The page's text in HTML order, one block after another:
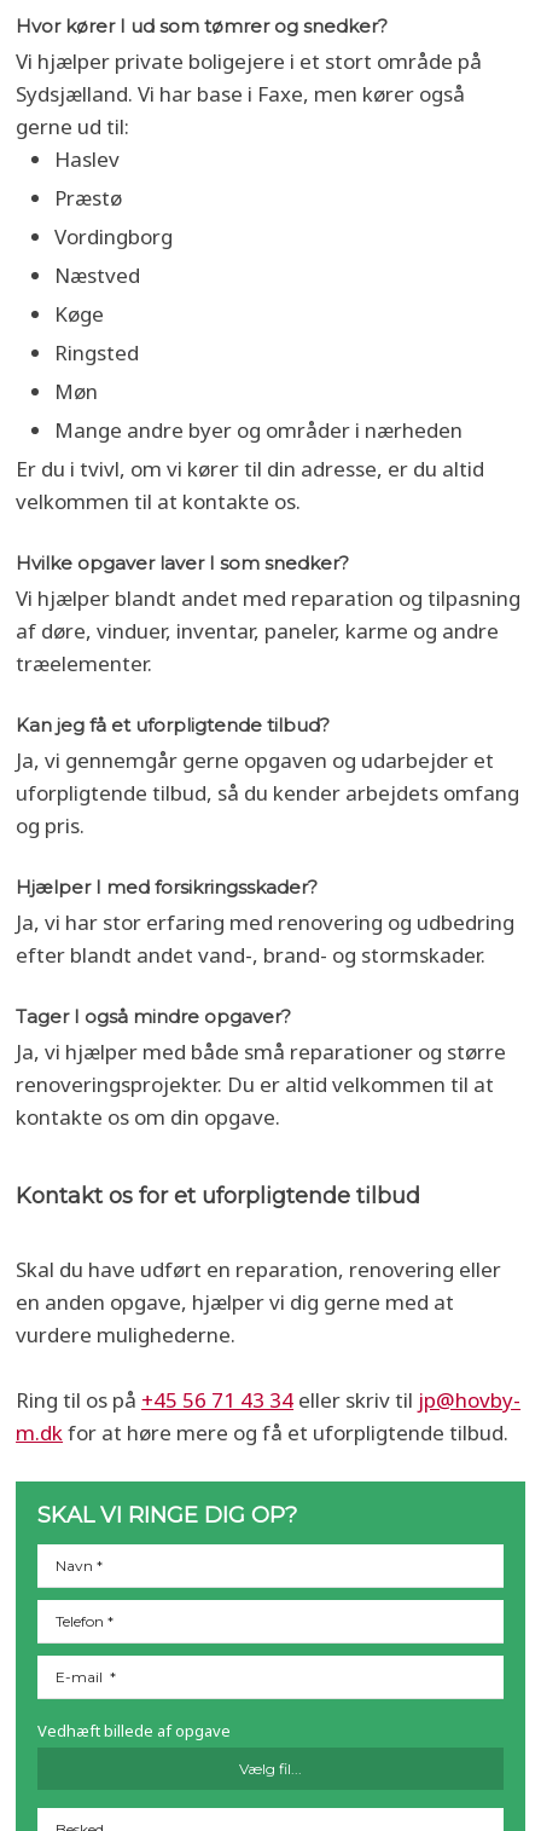
Hvor kører I ud som tømrer og snedker?
Vi hjælper private boligejere i et stort område på
Sydsjælland. Vi har base i Faxe, men kører også
gerne ud til:
Haslev
Præstø
Vordingborg
Næstved
Køge
Ringsted
Møn
Mange andre byer og områder i nærheden
Er du i tvivl, om vi kører til din adresse, er du altid
velkommen til at kontakte os.
Hvilke opgaver laver I som snedker?
Vi hjælper blandt andet med reparation og tilpasning
af døre, vinduer, inventar, paneler, karme og andre
træelementer.
Kan jeg få et uforpligtende tilbud?
Ja, vi gennemgår gerne opgaven og udarbejder et
uforpligtende tilbud, så du kender arbejdets omfang
og pris.
Hjælper I med forsikringsskader?
Ja, vi har stor erfaring med renovering og udbedring
efter blandt andet vand-, brand- og stormskader.
Tager I også mindre opgaver?
Ja, vi hjælper med både små reparationer og større
renoveringsprojekter. Du er altid velkommen til at
kontakte os om din opgave.
​Kontakt os for et uforpligtende tilbud
Skal du have udført en reparation, renovering eller
en anden opgave, hjælper vi dig gerne med at
vurdere mulighederne.
Ring til os på +45 56 71 43 34 eller skriv til jp@hovby-
m.dkfor at høre mere og få et uforpligtende tilbud.​
SKAL VI RINGE DIG OP?
Vedhæft billede af opgave